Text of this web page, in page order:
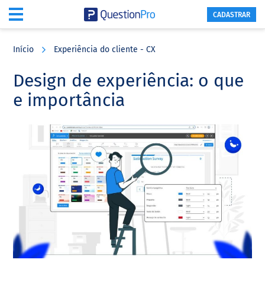
content
sidebar
CADASTRAR
Início Experiência do cliente - CX
Design de experiência: o que
e importância